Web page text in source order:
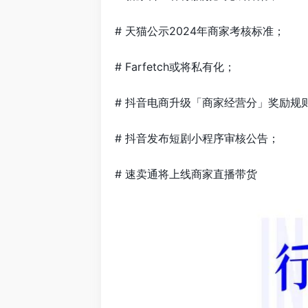
# 天猫公示2024年商家考核标准；
# Farfetch或将私有化；
# 抖音电商升级「商家经营分」奖励规
# 抖音发布短剧小程序审核公告；
# 速卖通将上线商家直播带货